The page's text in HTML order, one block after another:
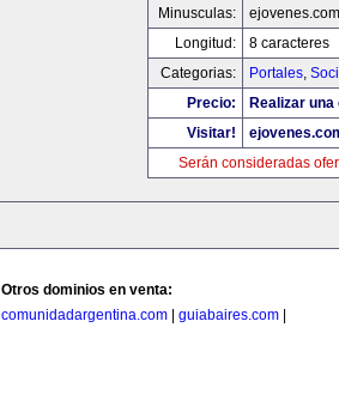
Minusculas:
ejovenes.com
Longitud:
8 caracteres
Categorias:
Portales,
Precio:
Realizar
Visitar!
Serán consideradas
Otros dominios en venta:
comunidadargentina.com
guiabaires.com